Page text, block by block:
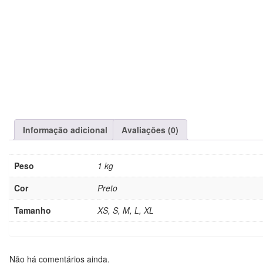
Informação adicional Avaliações (0)
Peso
1 kg
Cor
Preto
Tamanho
XS, S, M, L, XL
Não há comentários ainda.